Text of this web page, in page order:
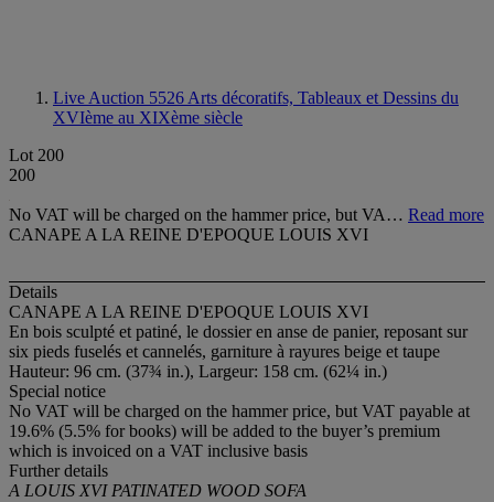
Live Auction 5526 Arts décoratifs, Tableaux et Dessins du
XVIème au XIXème siècle
Lot 200
200
No VAT will be charged on the hammer price, but VA… Read more
CANAPE A LA REINE D'EPOQUE LOUIS XVI
Details
CANAPE A LA REINE D'EPOQUE LOUIS XVI
En bois sculpté et patiné, le dossier en anse de panier, reposant sur
six pieds fuselés et cannelés, garniture à rayures beige et taupe
Hauteur: 96 cm. (37¾ in.), Largeur: 158 cm. (62¼ in.)
Special notice
No VAT will be charged on the hammer price, but VAT payable at
19.6% (5.5% for books) will be added to the buyer’s premium
which is invoiced on a VAT inclusive basis
Further details
A LOUIS XVI PATINATED WOOD SOFA